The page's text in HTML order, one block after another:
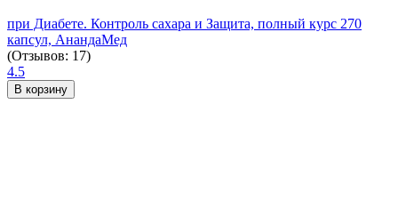
при Диабете. Контроль сахара и Защита, полный курс 270
капсул, АнандаМед
(Отзывов: 17)
4.5
В корзину